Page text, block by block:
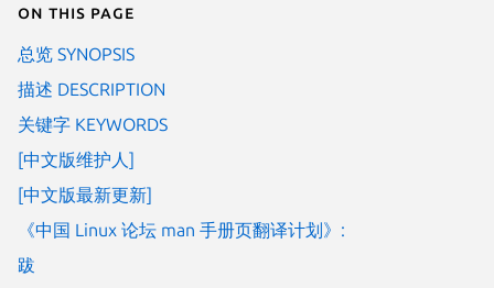
On this page
总览 SYNOPSIS
描述 DESCRIPTION
关键字 KEYWORDS
[中文版维护人]
[中文版最新更新]
《中国 Linux 论坛 man 手册页翻译计划》:
跋